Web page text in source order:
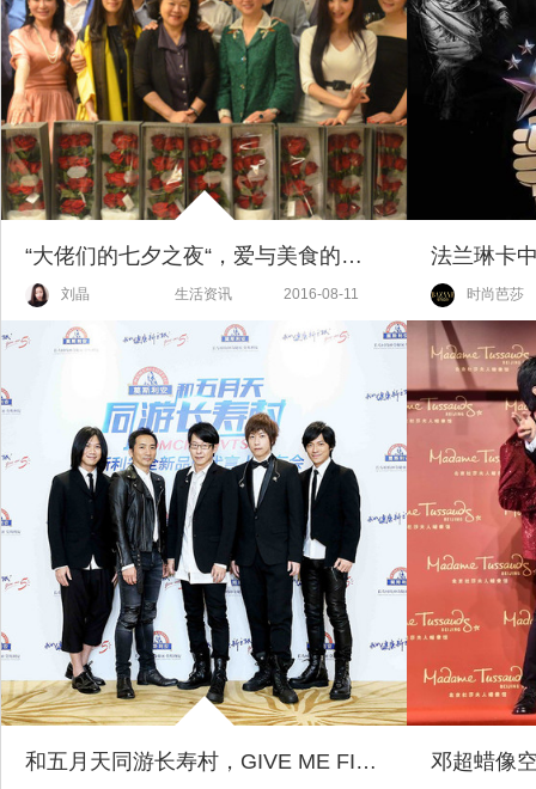
“大佬们的七夕之夜“，爱与美食的浪漫晚宴
刘晶 生活资讯 2016-08-11 时尚芭莎
和五月天同游长寿村，GIVE ME FIVE！